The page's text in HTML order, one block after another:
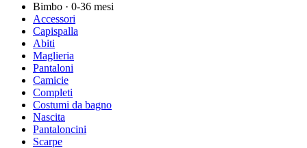
Bimbo · 0-36 mesi
Accessori
Capispalla
Abiti
Maglieria
Pantaloni
Camicie
Completi
Costumi da bagno
Nascita
Pantaloncini
Scarpe